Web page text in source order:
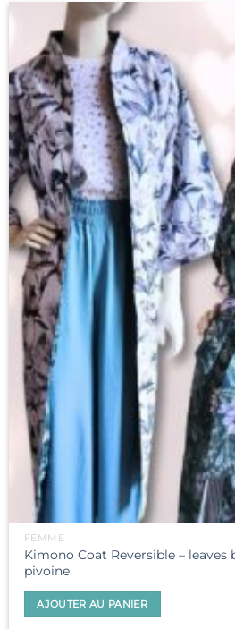
FEMME
Kimono Coat Reversible – leaves
pivoine
AJOUTER AU PANIER